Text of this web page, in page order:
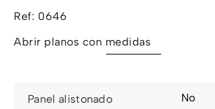
Ref: 0646
Abrir planos con medidas
Panel alistonado